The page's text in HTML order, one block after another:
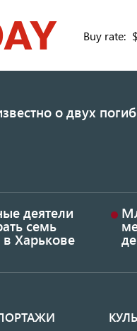
Buy rate:
о двух
деятели
семь
Харькове